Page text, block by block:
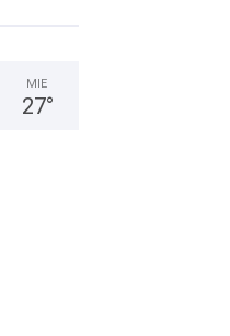
MIE
27°